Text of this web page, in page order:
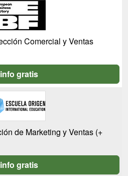
Comercial y Ventas
gratis
de Marketing y Ventas (+
gratis